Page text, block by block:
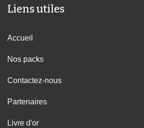
Liens utiles
Accueil
Nos packs
Contactez-nous
Partenaires
Livre d'or